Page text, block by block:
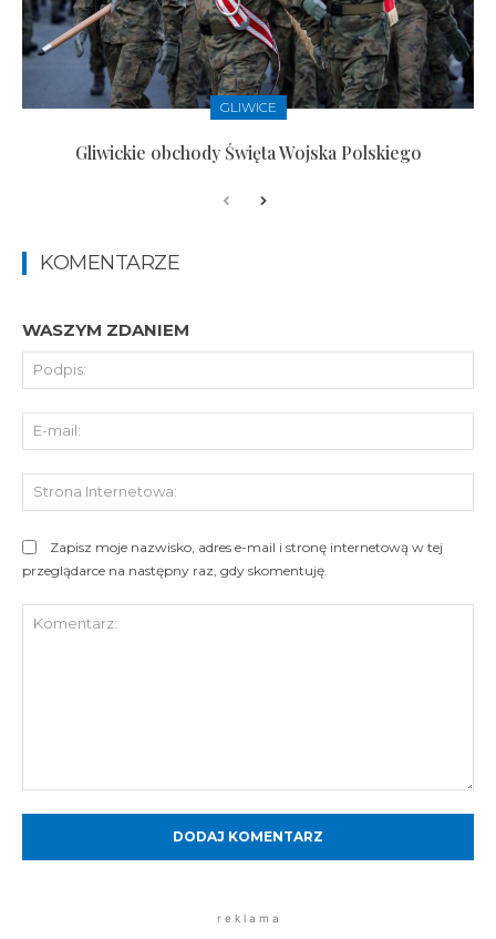
GLIWICE
Gliwickie obchody Święta Wojska Polskiego
KOMENTARZE
WASZYM ZDANIEM
Zapisz moje nazwisko, adres e-mail i stronę internetową w tej
przeglądarce na następny raz, gdy skomentuję.
r e k l a m a